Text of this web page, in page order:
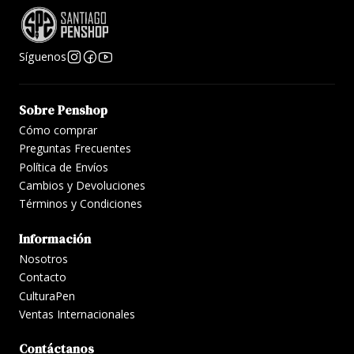
Síguenos
Sobre Penshop
Cómo comprar
Preguntas Frecuentes
Política de Envíos
Cambios y Devoluciones
Términos y Condiciones
Información
Nosotros
Contacto
CulturaPen
Ventas Internacionales
Contáctanos